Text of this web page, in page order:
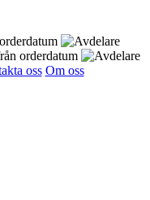
orderdatum
oss Om oss